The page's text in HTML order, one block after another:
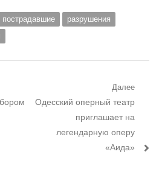
пострадавшие
разрушения
Далее
Следующий
Одесский оперный театр
приглашает на
легендарную оперу
«Аида»